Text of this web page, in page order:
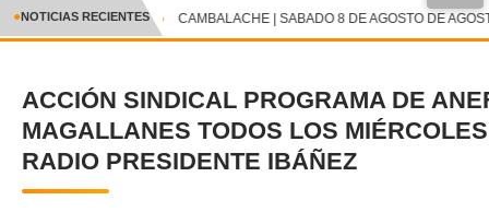
CRÓNICA
DEPORTES
ENTRETENIMIENTO Y CULTURA
✕
●NOTICIAS RECIENTES CAMBALACHE | SABADO 8 DE AGOSTO DE
ACCIÓN SINDICAL PROGRAMA DE
MAGALLANES TODOS LOS
RADIO PRESIDENTE IBÁÑEZ